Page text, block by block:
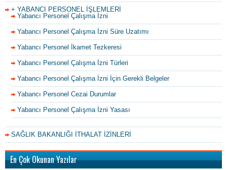
+ YABANCI PERSONEL İŞLEMLERİ
Yabancı Personel Çalışma İzni
Yabancı Personel Çalışma İzni Süre Uzatımı
Yabancı Personel İkamet Tezkeresi
Yabancı Personel Çalışma İzni Türleri
Yabancı Personel Çalışma İzni İçin Gerekli Belgeler
Yabancı Personel Cezai Durumlar
Yabancı Personel Çalışma İzni Yasası
SAĞLIK BAKANLIĞI İTHALAT İZİNLERİ
En Çok Okunan Yazılar